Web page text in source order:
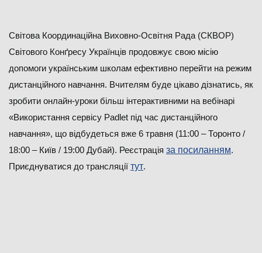
Cвітова Координаційна Виховно-Освітня Рада (СКВОР)
Світового Конґресу Українців продовжує свою місію
допомоги українським школам ефективно перейти на режим
дистанційного навчання. Вчителям буде цікаво дізнатись, як
зробити онлайн-уроки більш інтерактивними на вебінарі
«Використання сервісу Padlet під час дистанційного
навчання», що відбудеться вже 6 травня (11:00 – Торонто /
18:00 – Київ / 19:00 Дубай). Реєстрація за посиланням.
Приєднуватися до трансляції тут.